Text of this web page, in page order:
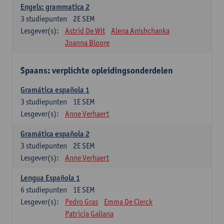
Engels: grammatica 2
2E SEM
3 studiepunten
Lesgever(s):
Astrid De Wit
Alena Anishchanka
Joanna Bloore
Spaans: verplichte opleidingsonderdelen
Gramática española 1
1E SEM
3 studiepunten
Lesgever(s):
Anne Verhaert
Gramática española 2
2E SEM
3 studiepunten
Lesgever(s):
Anne Verhaert
Lengua Española 1
1E SEM
6 studiepunten
Lesgever(s):
Pedro Gras
Emma De Clerck
Patricia Galiana